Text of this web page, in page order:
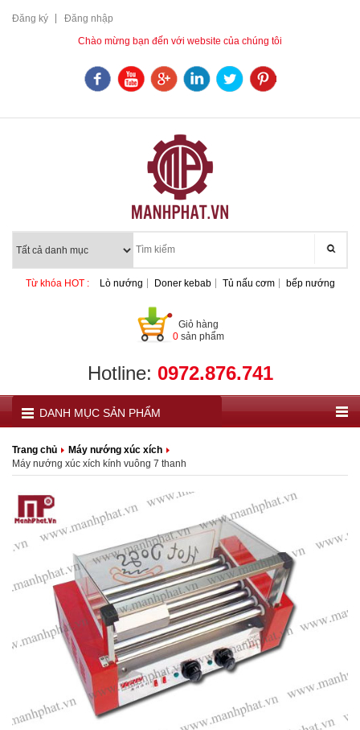
Đăng ký
Đăng nhập
Chào mừng bạn đến với website của chúng tôi
Từ khóa HOT : Lò nướng Doner kebab Tủ nấu cơm bếp nướng
Giỏ hàng
0 sản phẩm
Hotline: 0972.876.741
DANH MỤC SẢN PHẨM
Trang chủ
Máy nướng xúc xích
Máy nướng xúc xích kính vuông 7 thanh